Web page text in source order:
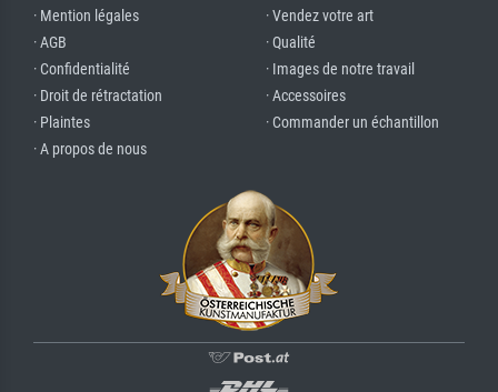
· Mention légales
· AGB
· Confidentialité
· Droit de rétractation
· Plaintes
· A propos de nous
· Vendez votre art
· Qualité
· Images de notre travail
· Accessoires
· Commander un échantillon